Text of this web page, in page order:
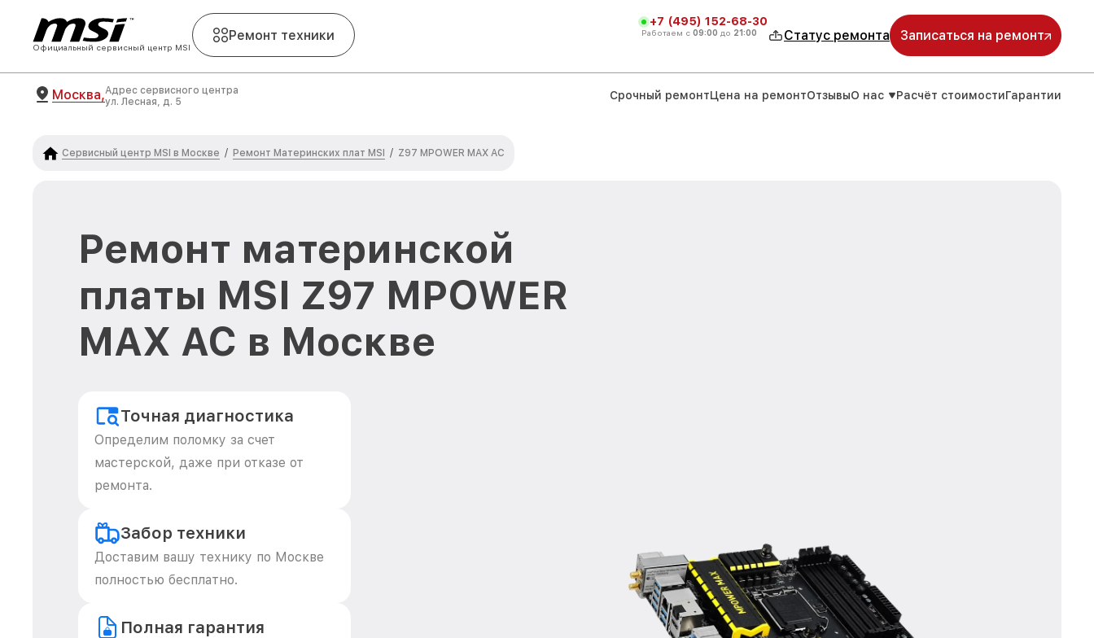
Официальный сервисный центр MSI
Ремонт техники
+7 (495) 152-68-30
Работаем с 09:00 до 21:00 Статус ремонта Записаться на ремонт
Москва,Адрес сервисного центра
ул. Лесная, д. 5
Срочный ремонтЦена на ремонтОтзывыО нас Расчёт стоимостиГарантии
Сервисный центр MSI в Москве / Ремонт Материнских плат MSI / Z97 MPOWER MAX AC
Ремонт материнской
платы MSI Z97 MPOWER
MAX AC в Москве
Точная диагностика
Определим поломку за счет
мастерской, даже при отказе от
ремонта.
Забор техники
Доставим вашу технику по Москве
полностью бесплатно.
Полная гарантия